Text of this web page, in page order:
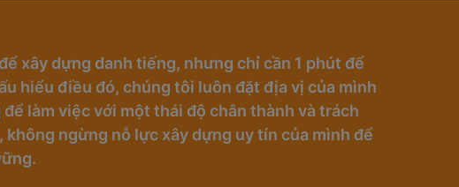
xây dựng danh tiếng, nhưng chỉ cần 1 phút để
hiểu điều đó, chúng tôi luôn đặt địa vị của mình
để làm việc với một thái độ chân thành và trách
không ngừng nỗ lực xây dựng uy tín của mình để